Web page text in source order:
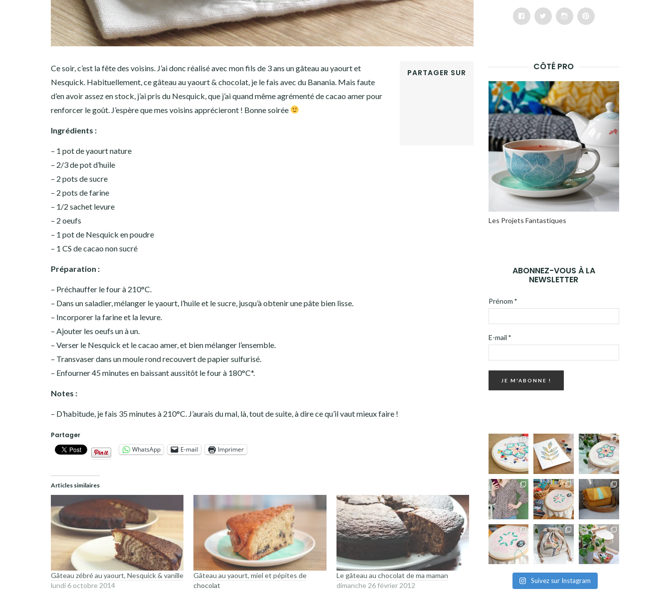
PARTAGER SUR
Ce soir, c’est la fête des voisins. J’ai donc réalisé avec mon fils de 3 ans un gâteau au yaourt et
Nesquick. Habituellement, cegâteau au yaourt & chocolat , je le fais avec du Banania. Mais faute
d’en avoir assez en stock, j’ai pris du Nesquick, que j’ai quand même agrémenté de cacao amer pour
renforcer le goût. J’espère que mes voisins apprécieront ! Bonne soirée
Ingrédients :
– 1 pot de yaourt nature
– 2/3 de pot d’huile
– 2 pots de sucre
– 2 pots de farine
– 1/2 sachet levure
– 2 oeufs
– 1 pot de Nesquick en poudre
– 1 CS de cacao non sucré
Préparation :
– Préchauffer le four à 210°C.
– Dans un saladier, mélanger le yaourt, l’huile et le sucre, jusqu’à obtenir une pâte bien lisse.
– Incorporer la farine et la levure.
– Ajouter les oeufs un à un.
– Verser le Nesquick et le cacao amer, et bien mélanger l’ensemble.
– Transvaser dans un moule rond recouvert de papier sulfurisé.
– Enfourner 45 minutes en baissant aussitôt le four à 180°C*.
Notes :
– D’habitude, je fais 35 minutes à 210°C. J’aurais du mal, là, tout de suite, à dire ce qu’il vaut mieux faire !
Partager
WhatsApp
E-mail Imprimer
Articles similaires
Gâteau zébré au yaourt, Nesquick & vanille
lundi 6 octobre 2014
Gâteau au yaourt, miel et pépites de
chocolat
Le gâteau au chocolat de ma maman
dimanche 26 février 2012
FacebookTwitter InstagramPinterest
CÔTÉ PRO
Les Projets Fantastiques
ABONNEZ-VOUS À LA
NEWSLETTER
Prénom *
E-mail *
Suivez sur Instagram